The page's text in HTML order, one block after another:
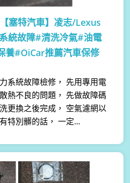
【塞特汽車】凌志/Lexus
統故障#清洗冷氣#油電
養#OiCar推薦汽車保修
系統故障檢修， 先用專用電
熱不良的問題， 先做故障碼
更換之後完成， 空氣濾網以
特別髒的話， 一定...